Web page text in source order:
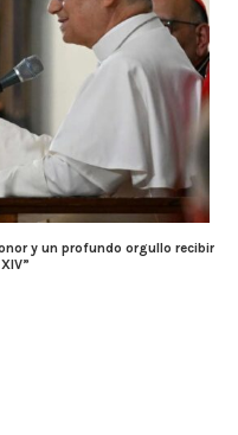
y un profundo orgullo recibir